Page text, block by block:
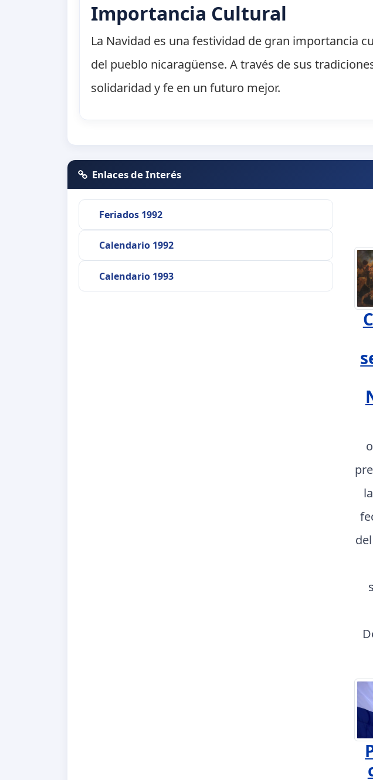
Importancia Cultural
La Navidad es una festividad de gran importancia
del pueblo nicaragüense. A través de sus
solidaridad y fe en un futuro mejor.
Enlaces de Interés
Feriados 1992
Calendario 1992
Calendario 1993